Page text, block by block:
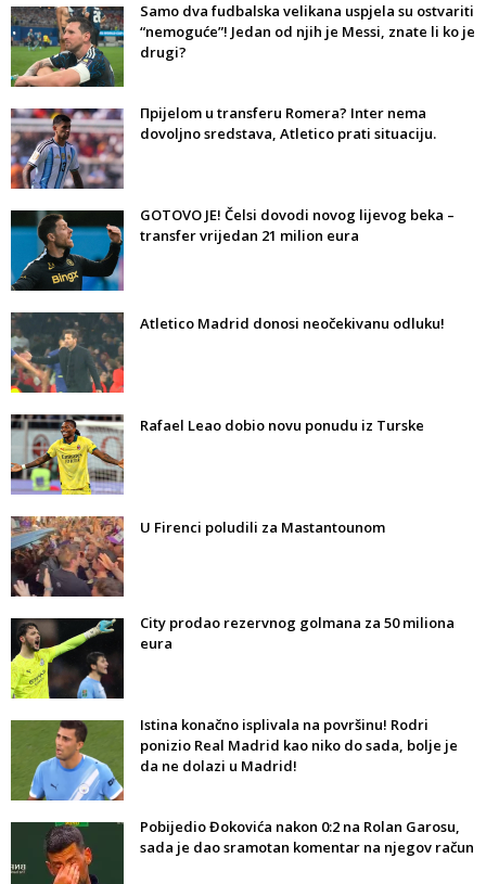
Samo dva fudbalska velikana uspjela su ostvariti
“nemoguće”! Jedan od njih je Messi, znate li ko je
drugi?
Прijelom u transferu Romera? Inter nema
dovoljno sredstava, Atletico prati situaciju.
GOTOVO JE! Čelsi dovodi novog lijevog beka –
transfer vrijedan 21 milion eura
Atletico Madrid donosi neočekivanu odluku!
Rafael Leao dobio novu ponudu iz Turske
U Firenci poludili za Mastantounom
City prodao rezervnog golmana za 50 miliona
eura
Istina konačno isplivala na površinu! Rodri
ponizio Real Madrid kao niko do sada, bolje je
da ne dolazi u Madrid!
Pobijedio Đokovića nakon 0:2 na Rolan Garosu,
sada je dao sramotan komentar na njegov račun